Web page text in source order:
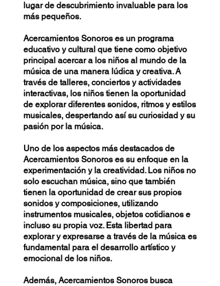
lugar de descubrimiento invaluable para los
más pequeños.
Acercamientos Sonoros es un programa
educativo y cultural que tiene como objetivo
principal acercar a los niños al mundo de la
música de una manera lúdica y creativa. A
través de talleres, conciertos y actividades
interactivas, los niños tienen la oportunidad
de explorar diferentes sonidos, ritmos y estilos
musicales, despertando así su curiosidad y su
pasión por la música.
Uno de los aspectos más destacados de
Acercamientos Sonoros es su enfoque en la
experimentación y la creatividad. Los niños no
solo escuchan música, sino que también
tienen la oportunidad de crear sus propios
sonidos y composiciones, utilizando
instrumentos musicales, objetos cotidianos e
incluso su propia voz. Esta libertad para
explorar y expresarse a través de la música es
fundamental para el desarrollo artístico y
emocional de los niños.
Además, Acercamientos Sonoros busca